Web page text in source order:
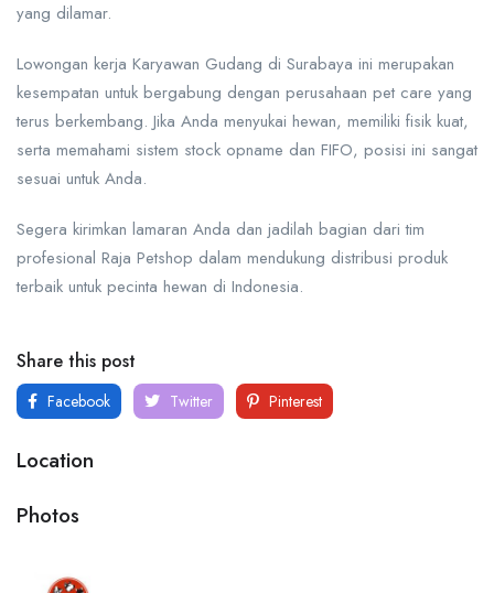
yang dilamar.
Lowongan kerja Karyawan Gudang di Surabaya ini merupakan
kesempatan untuk bergabung dengan perusahaan pet care yang
terus berkembang. Jika Anda menyukai hewan, memiliki fisik kuat,
serta memahami sistem stock opname dan FIFO, posisi ini sangat
sesuai untuk Anda.
Segera kirimkan lamaran Anda dan jadilah bagian dari tim
profesional Raja Petshop dalam mendukung distribusi produk
terbaik untuk pecinta hewan di Indonesia.
Share this post
Facebook Twitter Pinterest
Location
Photos